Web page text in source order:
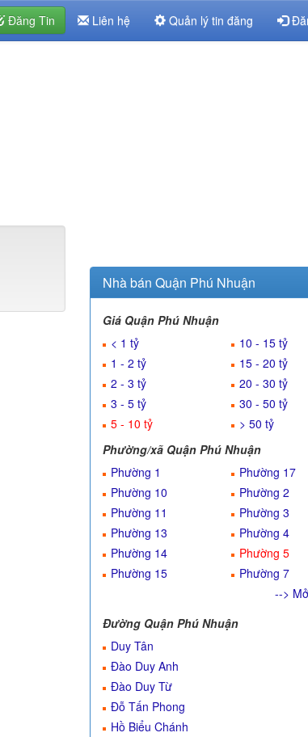
Đăng Tin Liên hệ Quản lý tin đăng
Nhà bán Quận Phú Nhuận
Giá Quận Phú Nhuận
< 1 tỷ
1 - 2 tỷ
2 - 3 tỷ
3 - 5 tỷ
5 - 10 tỷ
10 - 15 tỷ
15 - 20 tỷ
20 - 30 tỷ
30 - 50 tỷ
> 50 tỷ
Phường/xã Quận Phú Nhuận
Phường 1
Phường 10
Phường 11
Phường 13
Phường 14
Phường 15
Phường 17
Phường 2
Phường 3
Phường 4
Phường 5
Phường 7
-->
Đường Quận Phú Nhuận
Duy Tân
Đào Duy Anh
Đào Duy Từ
Đỗ Tấn Phong
Hồ Biểu Chánh